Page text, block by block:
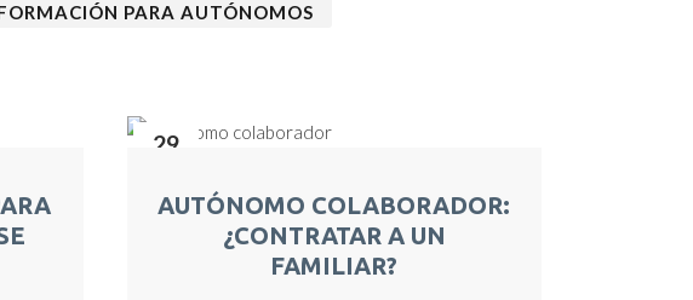
PARA AUTÓNOMOS
29
AUTÓNOMO COLABORADOR:
¿CONTRATAR A UN
FAMILIAR?